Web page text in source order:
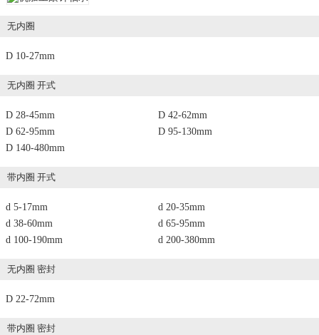
无内圈
D 10-27mm
无内圈 开式
D 28-45mm
D 42-62mm
D 62-95mm
D 95-130mm
D 140-480mm
带内圈 开式
d 5-17mm
d 20-35mm
d 38-60mm
d 65-95mm
d 100-190mm
d 200-380mm
无内圈 密封
D 22-72mm
带内圈 密封